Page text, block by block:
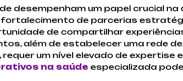
desempenham um papel crucial na
de parcerias
de compartilhar
além de estabelecer uma rede
um nível elevado de expertise
na saúde especializada